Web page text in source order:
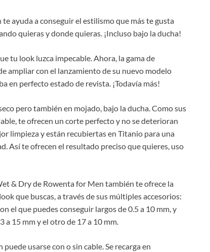
ayuda a conseguir el estilismo que más te gusta
quieras y donde quieras. ¡Incluso bajo la ducha!
tu look luzca impecable. Ahora, la gama de
ampliar con el lanzamiento de su nuevo modelo
en perfecto estado de revista. ¡Todavía más!
pero también en mojado, bajo la ducha. Como sus
te ofrecen un corte perfecto y no se deterioran
limpieza y están recubiertas en Titanio para una
Así te ofrecen el resultado preciso que quieres, uso
& Dry de Rowenta for Men también te ofrece la
que buscas, a través de sus múltiples accesorios:
el que puedes conseguir largos de 0.5 a 10 mm, y
a 15 mm y el otro de 17 a 10 mm.
usarse con o sin cable. Se recarga en